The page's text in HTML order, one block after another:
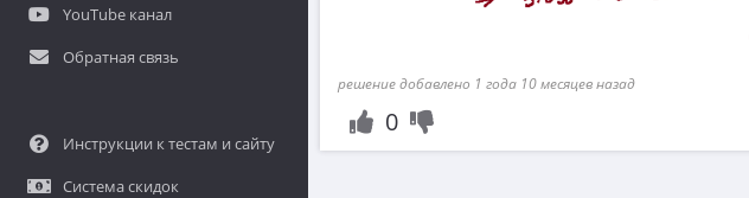
YouTube канал
Обратная связь
Инструкции к тестам и сайту
Система скидок
решение добавлено 1 года 10 месяцев назад
0